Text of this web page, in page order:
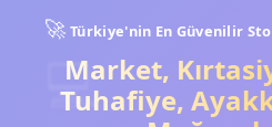
🚀 Türkiye'nin En Güvenilir
Market,
Tuhafiye,
💻